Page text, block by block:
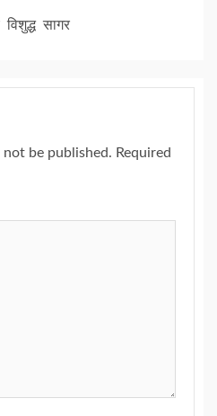
सागर
be published. Required